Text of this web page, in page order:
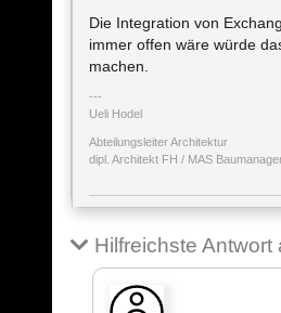
Die Integration von
immer offen wäre würde
machen.
Ueli Hodel
Abteilungsleiter Architektur
dipl. Architekt FH / MAS
Hilfreichste Antwort